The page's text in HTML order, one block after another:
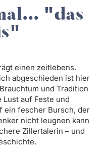
"das
einen zeitlebens.
abgeschieden ist hier
und Tradition
auf Feste und
ein fescher Bursch, der
nicht leugnen kann
Zillertalerin – und